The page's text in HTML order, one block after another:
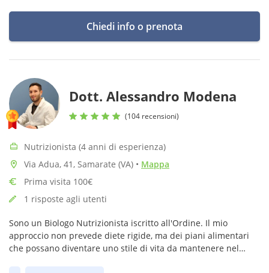
Chiedi info o prenota
Dott. Alessandro Modena
(104 recensioni)
Nutrizionista (4 anni di esperienza)
Via Adua, 41, Samarate (VA) • Mappa
Prima visita 100€
1 risposte agli utenti
Sono un Biologo Nutrizionista iscritto all'Ordine. Il mio
approccio non prevede diete rigide, ma dei piani alimentari
che possano diventare uno stile di vita da mantenere nel